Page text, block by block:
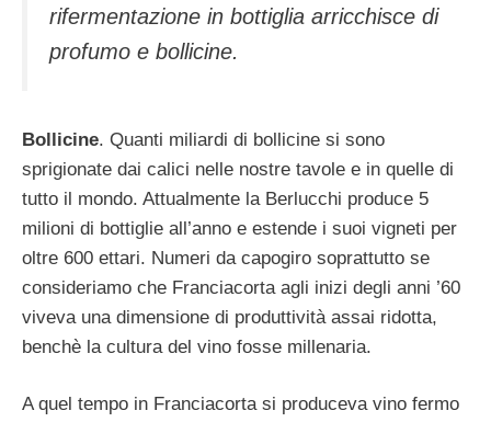
rifermentazione in bottiglia arricchisce di
profumo e bollicine.
Bollicine. Quanti miliardi di bollicine si sono
sprigionate dai calici nelle nostre tavole e in quelle di
tutto il mondo. Attualmente la Berlucchi produce 5
milioni di bottiglie all’anno e estende i suoi vigneti per
oltre 600 ettari. Numeri da capogiro soprattutto se
consideriamo che Franciacorta agli inizi degli anni ’60
viveva una dimensione di produttività assai ridotta,
benchè la cultura del vino fosse millenaria.
A quel tempo in Franciacorta si produceva vino fermo